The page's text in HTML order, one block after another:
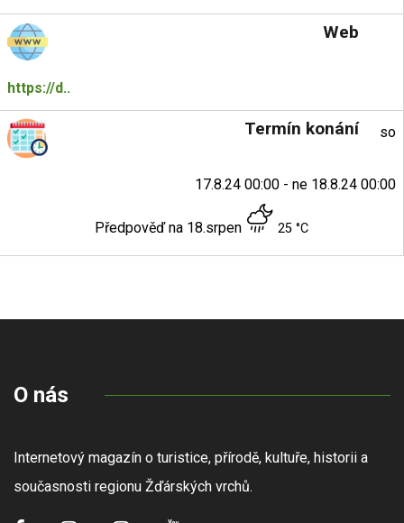
Web
https://d..
Termín konání so
17.8.24 00:00 - ne 18.8.24 00:00
Předpověď na 18.srpen 25 °C
O nás
Internetový magazín o turistice, přírodě, kultuře, historii a
současnosti regionu Žďárských vrchů.